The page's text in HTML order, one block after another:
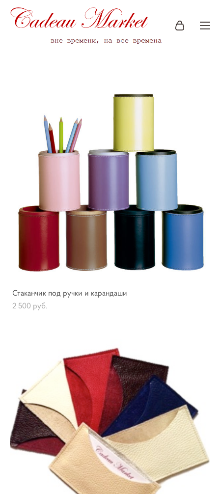
Стаканчик под ручки и карандаши
2 500 pуб.